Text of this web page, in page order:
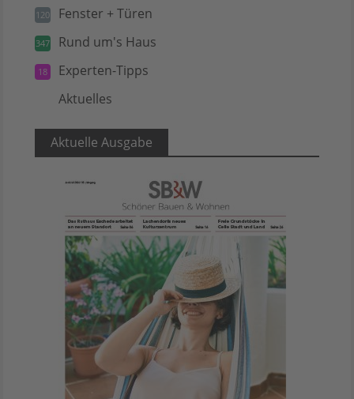
120 Fenster + Türen
347 Rund um's Haus
18 Experten-Tipps
Aktuelles
Aktuelle Ausgabe